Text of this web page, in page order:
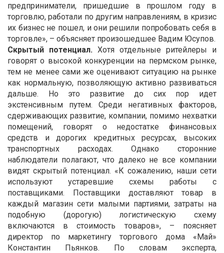
предприниматели, пришедшие в прошлом году в
торговлю, работали по другим направлениям, в кризис
их бизнес не пошел, и они решили попробовать себя в
торговле», – объясняет произошедшее Вадим Юсупов.
Скрытый потенциал. Хотя отдельные ритейлеры и
говорят о высокой конкуренции на пермском рынке,
тем не менее сами же оценивают ситуацию на рынке
как нормальную, позволяющую активно развиваться
дальше. Но это развитие до сих пор идет
экстенсивным путем. Среди негативных факторов,
сдерживающих развитие, компании, помимо нехватки
помещений, говорят о недостатке финансовых
средств и дорогих кредитных ресурсах, высоких
транспортных расходах. Однако сторонние
наблюдатели полагают, что далеко не все компании
видят скрытый потенциал. «К сожалению, наши сети
используют устаревшие схемы работы с
поставщиками. Поставщики доставляют товар в
каждый магазин сети малыми партиями, затраты на
подобную (дорогую) логистическую схему
включаются в стоимость товаров», – поясняет
директор по маркетингу торгового дома «Май»
Константин Пьянков. По словам эксперта,